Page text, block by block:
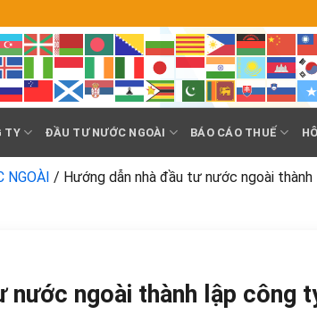
TY ĐẦU TƯ NƯỚC NGOÀI BÁO CÁO THUẾ
NGOÀI / Hướng dẫn nhà đầu tư nước ngoài
nước ngoài thành lập công